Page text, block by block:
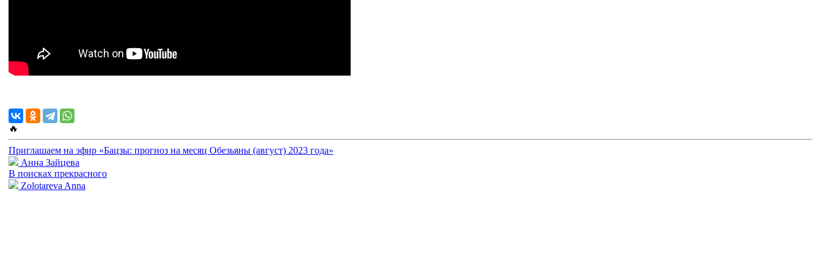
🔥
Приглашаем на эфир «Бацзы: прогноз на месяц Обезьяны (август) 2023 года»
Анна Зайцева
В поисках прекрасного
Zolotareva Anna